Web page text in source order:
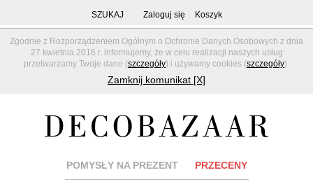
Zgodnie z Rozporządzeniem Ogólnym o Ochronie Danych Osobowych z dnia
27 kwietnia 2016 r. informujemy, że w celu realizacji naszych usług
przetwarzamy Twoje dane (szczegóły) i używamy cookies (szczegóły).
Zamknij komunikat [X]
SZUKAJ Zaloguj się Koszyk
POMYSŁY NA PREZENT PRZECENY